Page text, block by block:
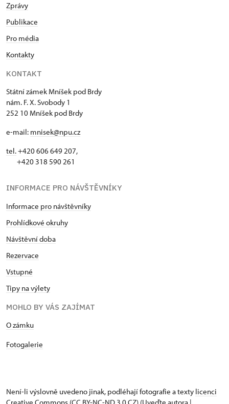
Zprávy
Publikace
Pro média
Kontakty
KONTAKT
Státní zámek Mníšek pod Brdy
nám. F. X. Svobody 1
252 10 Mníšek pod Brdy
e-mail: mnisek@npu.cz
tel.+420 606 649 207,
+420 318 590 261
INFORMACE PRO NÁVŠTĚVNÍKY
Informace pro návštěvníky
Prohlídkové okruhy
Návštěvní doba
Rezervace
Vstupné
Tipy na výlety
MOHLO BY VÁS ZAJÍMAT
O zámku
Fotogalerie
Není-li výslovně uvedeno jinak, podléhají fotografie a texty licenci